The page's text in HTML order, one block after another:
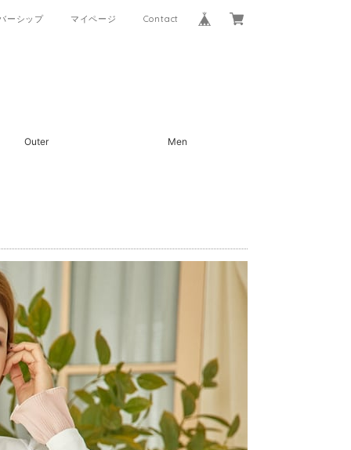
ーシップ マイページ Contact
Outer Men